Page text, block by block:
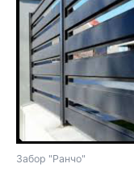
Забор "Ранчо"